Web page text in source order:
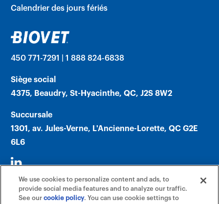
Calendrier des jours fériés
450 771-7291 | 1 888 824-6838
Siège social
4375, Beaudry, St-Hyacinthe, QC, J2S 8W2
Succursale
1301, av. Jules-Verne, L'Ancienne-Lorette, QC G2E
6L6
We use cookies to personalize content and ads, to
provide social media features and to analyze our traffic.
See ourcookie policy(opens in a new tab)
. You can use cookie settings to